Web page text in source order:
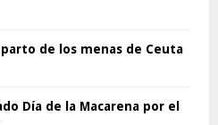
de los menas de Ceuta
Día de la Macarena por el